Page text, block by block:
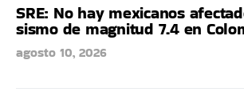
SRE: No hay mexicanos
sismo de magnitud 7.4 en
agosto 10, 2026